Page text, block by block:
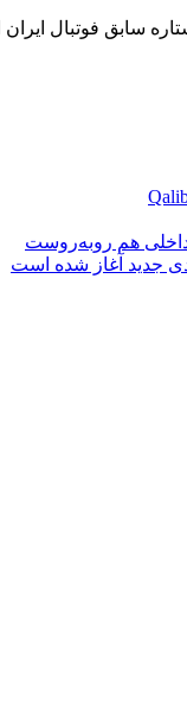
سابق فوتبال
داخلی هم روبه‌روست
جدید آغاز شده است